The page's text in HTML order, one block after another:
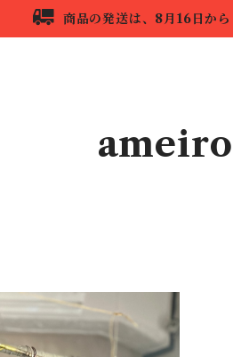
商品の発送は、8月16日か
ameiro